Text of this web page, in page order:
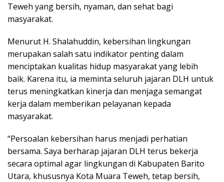
Teweh yang bersih, nyaman, dan sehat bagi
masyarakat.
Menurut H. Shalahuddin, kebersihan lingkungan
merupakan salah satu indikator penting dalam
menciptakan kualitas hidup masyarakat yang lebih
baik. Karena itu, ia meminta seluruh jajaran DLH untuk
terus meningkatkan kinerja dan menjaga semangat
kerja dalam memberikan pelayanan kepada
masyarakat.
“Persoalan kebersihan harus menjadi perhatian
bersama. Saya berharap jajaran DLH terus bekerja
secara optimal agar lingkungan di Kabupaten Barito
Utara, khususnya Kota Muara Teweh, tetap bersih,